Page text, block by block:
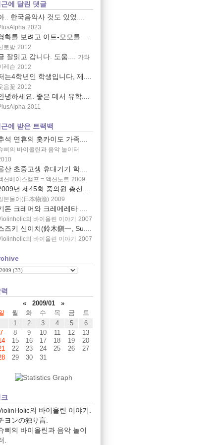
에 달린 댓글
.. 한국음악사 것도 있었....
2023
화를 보려고 아트-모모를 ....
토방 2012
잘읽고 갑니다. 도움.... 가와
레슨 2012
는4학년인 학생입니다, 제....
음꽃 2012
녕하세요. 좋은 데서 유학....
2011
에 받은 트랙백
석 연휴의 홋카이도 가족....
삐의 바이올린과 음악 놀이터
산 초중고생 휴대기기 학....
션베이스캠프 = 액션노트 2009
년 제45회 중의원 총선....
본물어(日本物漁) 2009
돈 크레머와 크레메레타 ....
의 바이올린 이야기 2007
즈키 신이치(鈴木鎭一, Su....
의 바이올린 이야기 2007
«
2009/01
»
월 화 수 목 금
토
1
2 3 4 5
6
7
8 9 10 11 12
13
15 16 17 18 19
20
22 23 24 25 26
27
29 30 31
의 바이올린 이야기.
ヨンの独り言.
삐의 바이올린과 음악 놀이
.